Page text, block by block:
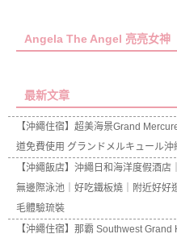
Angela The Angel 亮亮女神
最新文章
【沖繩住宿】超美海景Grand
道免費使用 グランドメルキュール沖
【沖繩飯店】沖繩日和海洋度假酒
無邊際泳池｜好吃鐵板燒｜附近好好
毛體驗琉裝
【沖繩住宿】那霸 Southwest